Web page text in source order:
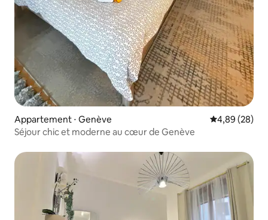
Appartement ⋅ Genève Évaluation
4,89 (28)
Séjour chic et moderne au cœur de Genève